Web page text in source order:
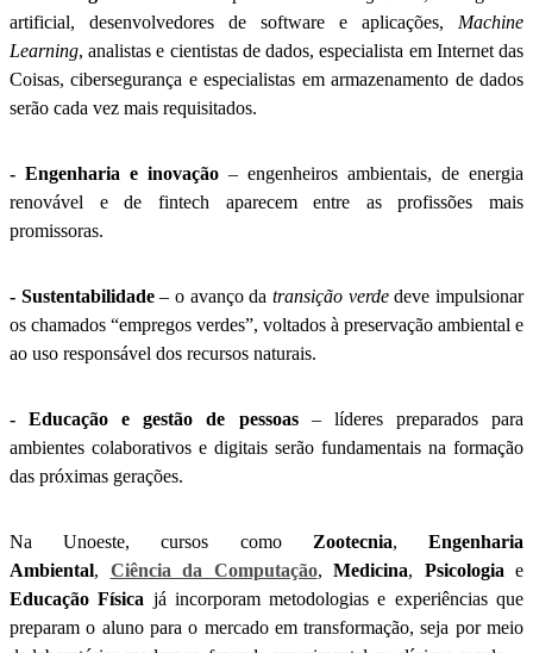
artificial, desenvolvedores de software e aplicações, Machine
Learning, analistas e cientistas de dados, especialista em Internet das
Coisas, cibersegurança e especialistas em armazenamento de dados
serão cada vez mais requisitados.
- Engenharia e inovação – engenheiros ambientais, de energia
renovável e de fintech aparecem entre as profissões mais
promissoras.
- Sustentabilidade– o avanço datransição verdedeve impulsionar
os chamados “empregos verdes”, voltados à preservação ambiental e
ao uso responsável dos recursos naturais.
- Educação e gestão de pessoas– líderes preparados para
ambientes colaborativos e digitais serão fundamentais na formação
das próximas gerações.
Na Unoeste, cursos como Zootecnia,Engenharia
Ambiental, Ciência da Computação, Medicina, Psicologia e
Educação Física já incorporam metodologias e experiências que
preparam o aluno para o mercado em transformação, seja por meio